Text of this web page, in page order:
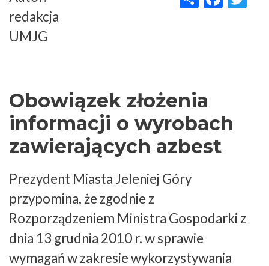
redakcja
UMJG
Obowiązek złożenia
informacji o wyrobach
zawierających azbest
Prezydent Miasta Jeleniej Góry
przypomina, że zgodnie z
Rozporządzeniem Ministra Gospodarki z
dnia 13 grudnia 2010 r. w sprawie
wymagań w zakresie wykorzystywania